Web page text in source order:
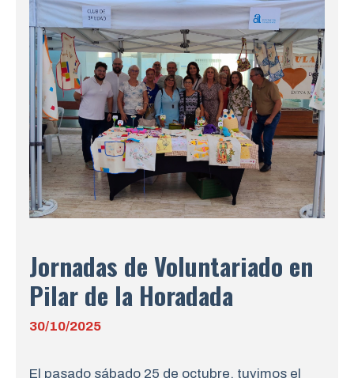
Jornadas de Voluntariado en
Pilar de la Horadada
30/10/2025
El pasado sábado 25 de octubre, tuvimos el